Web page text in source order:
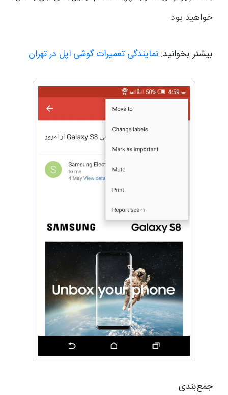
خواهید بود.
بیشتر بخوانید: نمایندگی تعمیرات گوشی اپل در تهران
جمع‌بندی